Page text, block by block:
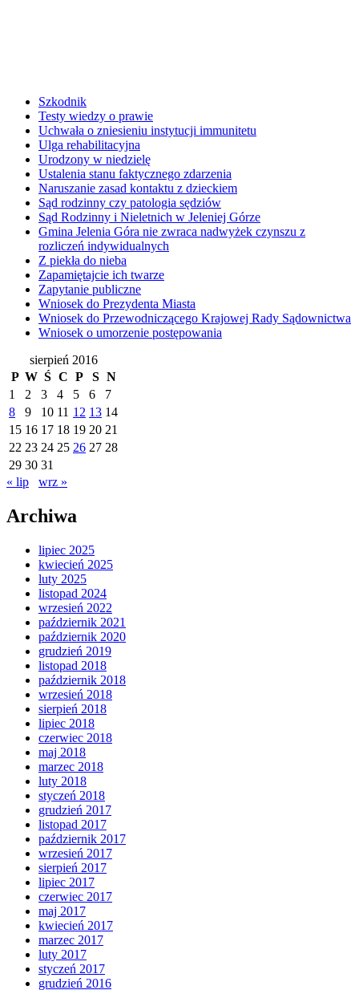
Szkodnik
Testy wiedzy o prawie
Uchwała o zniesieniu instytucji immunitetu
Ulga rehabilitacyjna
Urodzony w niedzielę
Ustalenia stanu faktycznego zdarzenia
Naruszanie zasad kontaktu z dzieckiem
Sąd rodzinny czy patologia sędziów
Sąd Rodzinny i Nieletnich w Jeleniej Górze
Gmina Jelenia Góra nie zwraca nadwyżek czynszu z
rozliczeń indywidualnych
Z piekła do nieba
Zapamiętajcie ich twarze
Zapytanie publiczne
Wniosek do Prezydenta Miasta
Wniosek do Przewodniczącego Krajowej Rady Sądownictwa
Wniosek o umorzenie postępowania
sierpień 2016
P W Ś C P S N
1
2 3 4 5 6
7
8
9 10 11 12 13 14
15 16 17 18 19 20 21
22 23 24 25 26 27 28
29 30 31
« lip
wrz »
Archiwa
lipiec 2025
kwiecień 2025
luty 2025
listopad 2024
wrzesień 2022
październik 2021
październik 2020
grudzień 2019
listopad 2018
październik 2018
wrzesień 2018
sierpień 2018
lipiec 2018
czerwiec 2018
maj 2018
marzec 2018
luty 2018
styczeń 2018
grudzień 2017
listopad 2017
październik 2017
wrzesień 2017
sierpień 2017
lipiec 2017
czerwiec 2017
maj 2017
kwiecień 2017
marzec 2017
luty 2017
styczeń 2017
grudzień 2016